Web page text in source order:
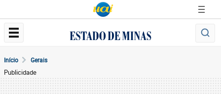
Início Gerais
Publicidade